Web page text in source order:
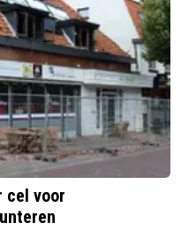
cel voor